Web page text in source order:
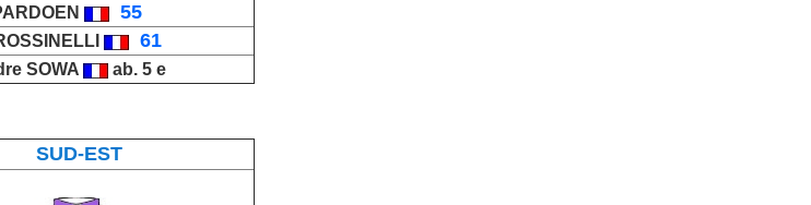
55
61
SOWA ab. 5 e
SUD-EST